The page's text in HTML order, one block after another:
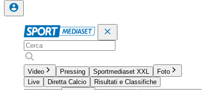
Video Pressing Sportmediaset XXL
Foto
Live
Diretta Calcio
Risultati e Classifiche